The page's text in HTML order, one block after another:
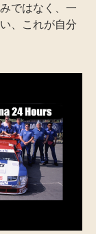
ではなく、一
、これが自分